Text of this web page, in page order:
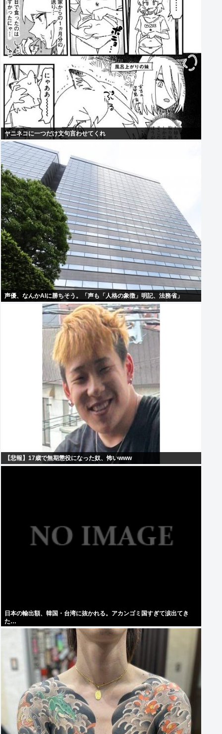
ヤニネコに一つだけ文句言わせてくれ
声優、なんかAIに勝ちそう。「声も「人格の象徴」明記、法務省」
【悲報】17歳で無期懲役になった奴、怖いwww
日本の輸出額、韓国・台湾に抜かれる。アカンゴミ国すぎて涙出てき
た…